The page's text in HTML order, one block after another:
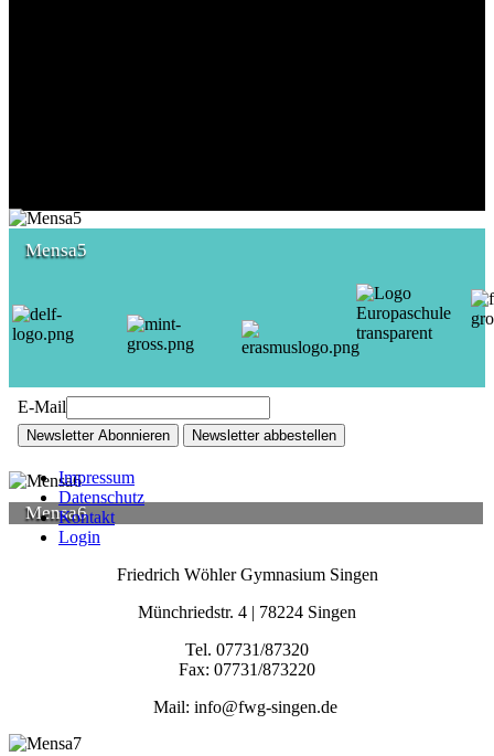
Mensa5
Mensa6
E-Mail
Newsletter Abonnieren Newsletter abbestellen
Impressum
Datenschutz
Kontakt
Login
Friedrich Wöhler Gymnasium Singen
Münchriedstr. 4 | 78224 Singen
Tel. 07731/87320
Fax: 07731/873220
Mail: info@fwg-singen.de